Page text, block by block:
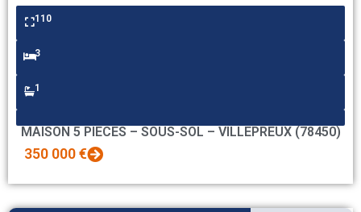
110
3
1
MAISON 5 PIECES – SOUS-SOL – VILLEPREUX (78450)
350 000 €